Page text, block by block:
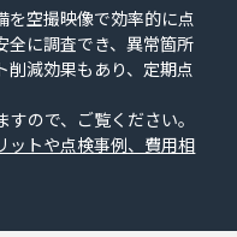
を空撮映像で効率的に点
全に調査でき、異常箇所
削減効果もあり、定期点
ので、ご覧ください。
ットや点検事例、費用相